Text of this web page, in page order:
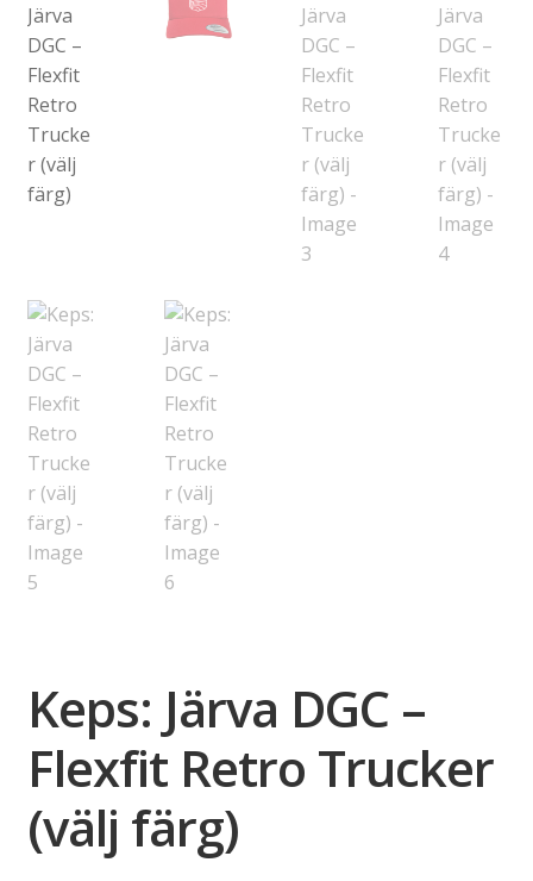
Keps: Järva DGC –
Flexfit Retro Trucker
(välj färg)